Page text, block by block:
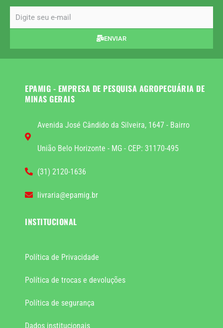
ENVIAR
EPAMIG - EMPRESA DE PESQUISA AGROPECUÁRIA DE
MINAS GERAIS
Avenida José Cândido da Silveira, 1647 - Bairro
União Belo Horizonte - MG - CEP: 31170-495
(31) 2120-1636
livraria@epamig.br
INSTITUCIONAL
Política de Privacidade
Política de trocas e devoluções
Política de segurança
Dados institucionais